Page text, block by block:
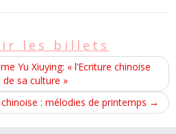
les billets
Yu Xiuying: « l’Ecriture chinoise
sa culture »
: mélodies de printemps →